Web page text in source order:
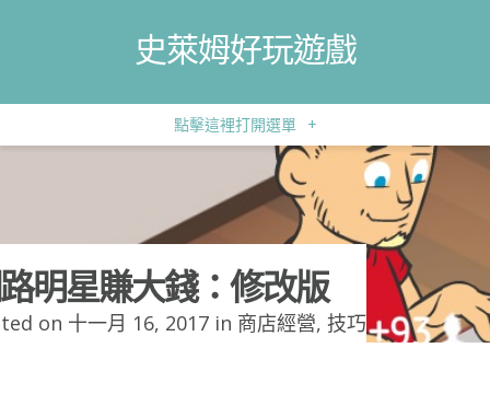
史萊姆好玩遊戲
點擊這裡打開選單 +
明星賺大錢：修改版
on 十一月 16, 2017 in 商店經營, 技巧